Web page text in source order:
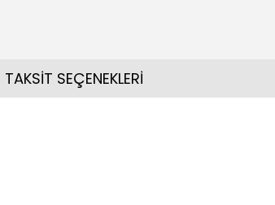
TAKSİT SEÇENEKLERİ